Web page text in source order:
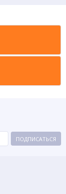
ПОДПИСАТЬСЯ